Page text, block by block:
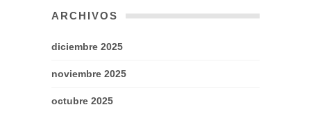
ARCHIVOS
diciembre 2025
noviembre 2025
octubre 2025